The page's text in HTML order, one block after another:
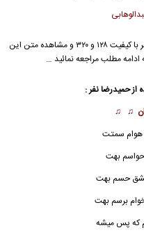
با کیفیت ۱۲۸ و ۳۲۰ و مشاهده متن این
مطلب مراجعه نمائید …
ازحمیدرضا نفر:
♫ ♫
هوام سمتت
حواسم بهت
عشق حسم بهت
برسم بهت
که پس میشه